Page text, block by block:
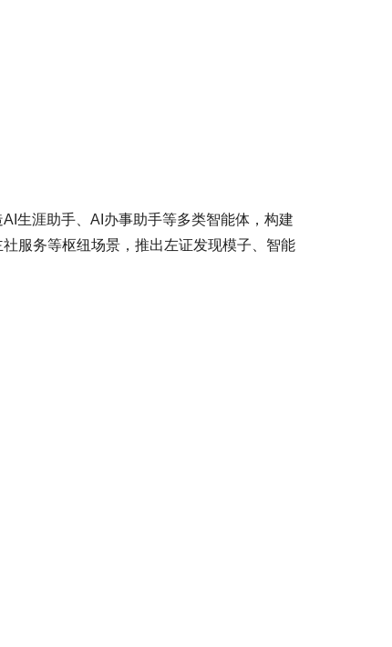
生涯助手、AI办事助手等多类智能体，构建
服务等枢纽场景，推出左证发现模子、智能